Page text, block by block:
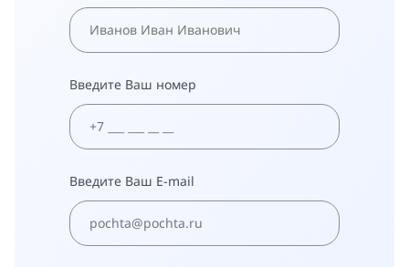
Введите Ваш номер
Введите Ваш E-mail